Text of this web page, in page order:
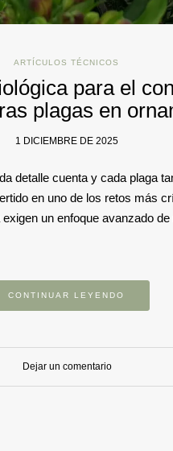
ARTÍCULOS TÉCNICOS
para el
plagas en
1 DICIEMBRE DE 2025
detalle cuenta y cada plaga
en uno de los retos más
un enfoque avanzado
CONTINUAR LEYENDO
Dejar un comentario